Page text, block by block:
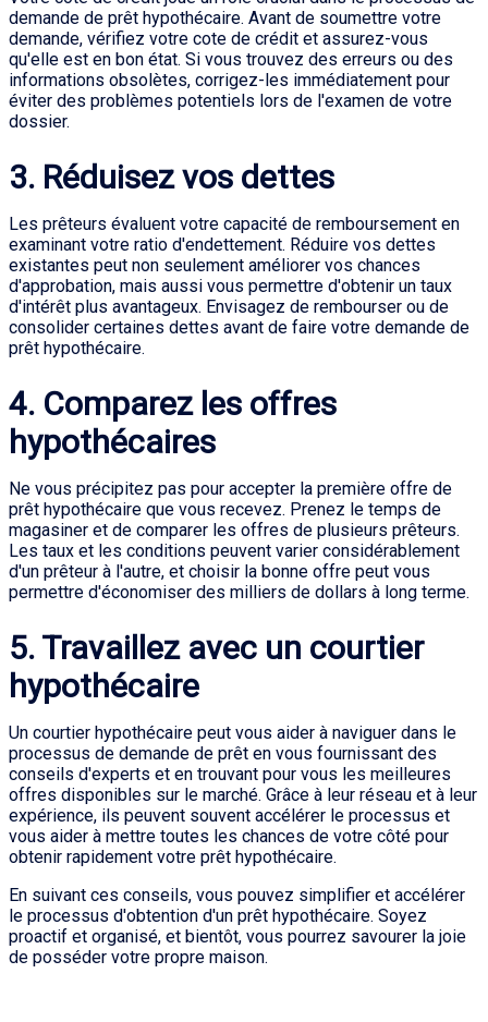
demande de prêt hypothécaire. Avant de soumettre votre
demande, vérifiez votre cote de crédit et assurez-vous
qu'elle est en bon état. Si vous trouvez des erreurs ou des
informations obsolètes, corrigez-les immédiatement pour
éviter des problèmes potentiels lors de l'examen de votre
dossier.
3. Réduisez vos dettes
Les prêteurs évaluent votre capacité de remboursement en
examinant votre ratio d'endettement. Réduire vos dettes
existantes peut non seulement améliorer vos chances
d'approbation, mais aussi vous permettre d'obtenir un taux
d'intérêt plus avantageux. Envisagez de rembourser ou de
consolider certaines dettes avant de faire votre demande de
prêt hypothécaire.
4. Comparez les offres
hypothécaires
Ne vous précipitez pas pour accepter la première offre de
prêt hypothécaire que vous recevez. Prenez le temps de
magasiner et de comparer les offres de plusieurs prêteurs.
Les taux et les conditions peuvent varier considérablement
d'un prêteur à l'autre, et choisir la bonne offre peut vous
permettre d'économiser des milliers de dollars à long terme.
5. Travaillez avec un courtier
hypothécaire
Un courtier hypothécaire peut vous aider à naviguer dans le
processus de demande de prêt en vous fournissant des
conseils d'experts et en trouvant pour vous les meilleures
offres disponibles sur le marché. Grâce à leur réseau et à leur
expérience, ils peuvent souvent accélérer le processus et
vous aider à mettre toutes les chances de votre côté pour
obtenir rapidement votre prêt hypothécaire.
En suivant ces conseils, vous pouvez simplifier et accélérer
le processus d'obtention d'un prêt hypothécaire. Soyez
proactif et organisé, et bientôt, vous pourrez savourer la joie
de posséder votre propre maison.